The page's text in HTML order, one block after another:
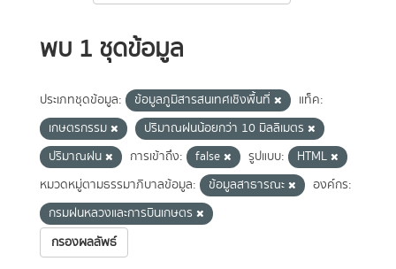
พบ 1 ชุดข้อมูล
ประเภทชุดข้อมูล: ข้อมูลภูมิสารสนเทศเชิงพื้นที่
แท็ค:
เกษตรกรรม
ปริมาณฝนน้อยกว่า 10 มิลลิเมตร
ปริมาณฝน
การเข้าถึง: false รูปแบบ:
HTML
หมวดหมู่ตามธรรมาภิบาลข้อมูล:
ข้อมูลสาธารณะ
องค์กร:
กรมฝนหลวงและการบินเกษตร
กรองผลลัพธ์